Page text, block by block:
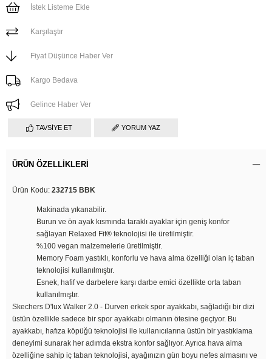
İstek Listeme Ekle
Karşılaştır
Fiyat Düşünce Haber Ver
Kargo Bedava
Gelince Haber Ver
TAVSIYE ET YORUM YAZ
ÜRÜN ÖZELLIKLERI
Ürün Kodu: 232715 BBK
Makinada yıkanabilir.
Burun ve ön ayak kısmında taraklı ayaklar için geniş konfor
sağlayan Relaxed Fit® teknolojisi ile üretilmiştir.
%100 vegan malzemelerle üretilmiştir.
Memory Foam yastıklı, konforlu ve hava alma özelliği olan iç taban
teknolojisi kullanılmıştır.
Esnek, hafif ve darbelere karşı darbe emici özellikte orta taban
kullanılmıştır.
Skechers D'lux Walker 2.0 - Durven erkek spor ayakkabı, sağladığı bir dizi
üstün özellikle sadece bir spor ayakkabı olmanın ötesine geçiyor. Bu
ayakkabı, hafıza köpüğü teknolojisi ile kullanıcılarına üstün bir yastıklama
deneyimi sunarak her adımda ekstra konfor sağlıyor. Ayrıca hava alma
özelliğine sahip iç taban teknolojisi, ayağınızın gün boyu nefes almasını ve